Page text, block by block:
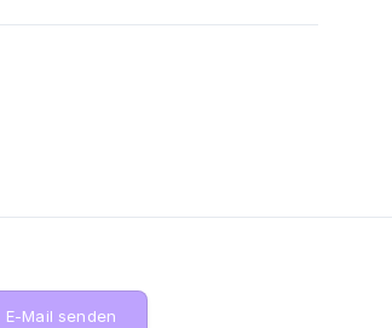
E-Mail senden